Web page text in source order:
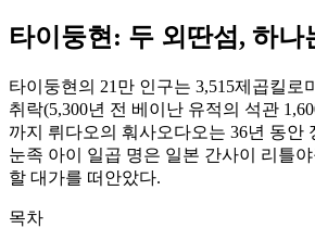
타이둥현: 두 외딴섬, 하
타이둥현의 21만 인구는 3,515제곱킬
취락(5,300년 전 베이난 유적의 석관
까지 뤼다오의 훠사오다오는 36년 동안
눈족 아이 일곱 명은 일본 간사이 리틀
할 대가를 떠안았다.
목차